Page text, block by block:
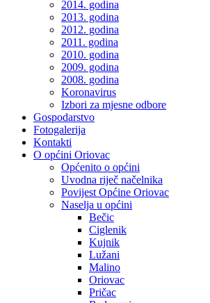
2014. godina
2013. godina
2012. godina
2011. godina
2010. godina
2009. godina
2008. godina
Koronavirus
Izbori za mjesne odbore
Gospodarstvo
Fotogalerija
Kontakti
O općini Oriovac
Općenito o općini
Uvodna riječ načelnika
Povijest Općine Oriovac
Naselja u općini
Bečic
Ciglenik
Kujnik
Lužani
Malino
Oriovac
Pričac